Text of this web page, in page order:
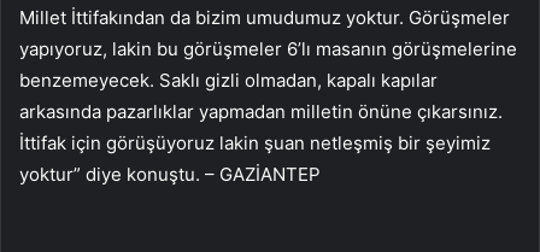
Millet İttifakından da bizim umudumuz yoktur. Görüşmeler
yapıyoruz, lakin bu görüşmeler 6’lı masanın görüşmelerine
benzemeyecek. Saklı gizli olmadan, kapalı kapılar
arkasında pazarlıklar yapmadan milletin önüne çıkarsınız.
İttifak için görüşüyoruz lakin şuan netleşmiş bir şeyimiz
yoktur” diye konuştu. – GAZİANTEP